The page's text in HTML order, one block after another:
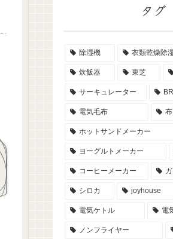
タグ
除湿機 衣類乾燥除
炊飯器 東芝
サーキュレーター
電気毛布
ホットサンドメーカー
ヨーグルトメーカー
コーヒーメーカー
シロカ joyhouse
電気ケトル 電
ノンフライヤー